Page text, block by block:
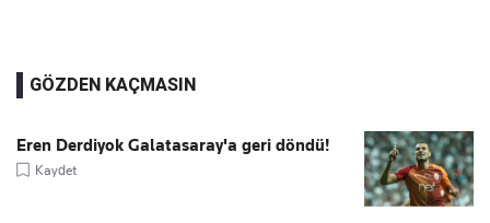
GÖZDEN KAÇMASIN
Eren Derdiyok Galatasaray'a geri döndü!
Kaydet